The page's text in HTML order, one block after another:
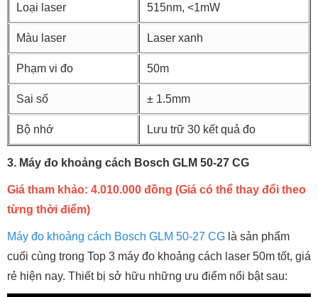
Loại laser 515nm, <1mW
Màu laser Laser xanh
Phạm vi đo 50m
Sai số ± 1.5mm
Bộ nhớ Lưu trữ 30 kết quả đo
3. Máy đo khoảng cách Bosch GLM 50-27 CG
Giá tham khảo: 4.010.000 đồng (Giá có thể thay đổi theo
từng thời điểm)
Máy đo khoảng cách Bosch GLM 50-27 CG là sản phẩm
cuối cùng trong Top 3 máy đo khoảng cách laser 50m tốt, giá
rẻ hiện nay. Thiết bị sở hữu những ưu điểm nổi bật sau: